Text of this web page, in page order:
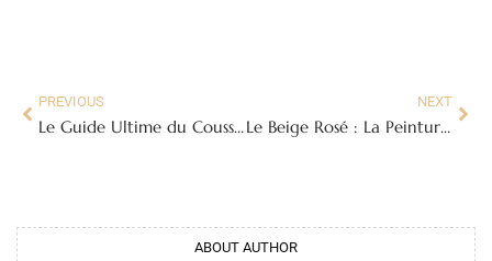
PREVIOUS
Le Guide Ultime du Coussin Maison de Vacances: Confort et Style pour un Séjour Inoubliable
NEXT
Le Beige Rosé : La Peinture qui Adoucit Votre Intérieur
ABOUT AUTHOR